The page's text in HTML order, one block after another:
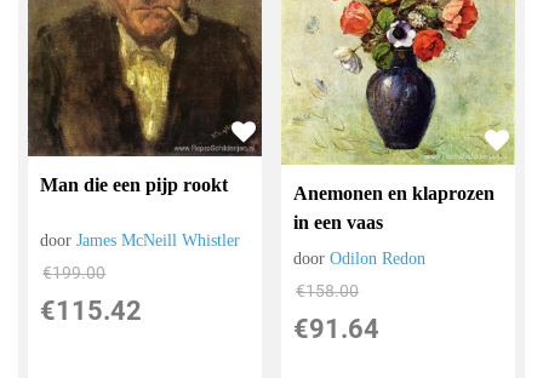
Man die een pijp rookt
doorJames McNeill Whistler
€199.00
€115.42
Anemonen en klaprozen
in een vaas
doorOdilon Redon
€158.00
€91.64